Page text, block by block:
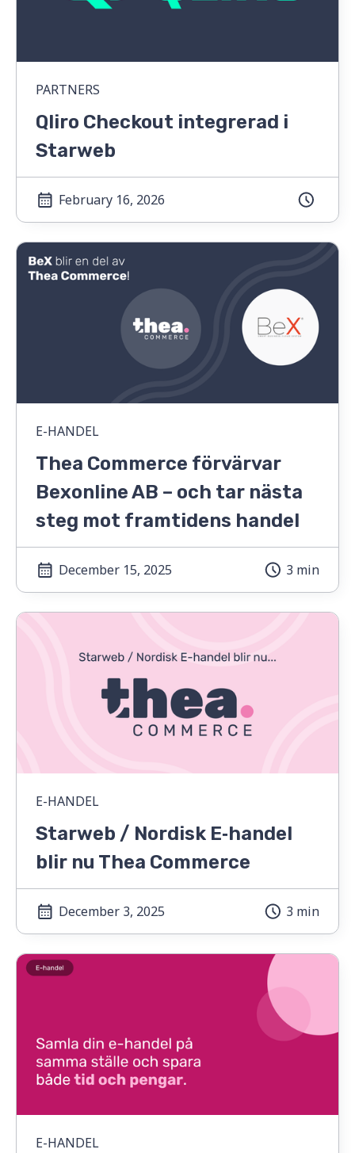
PARTNERS
Qliro Checkout integrerad i
Starweb
February 16, 2026
E-HANDEL
Thea Commerce förvärvar
Bexonline AB – och tar nästa
steg mot framtidens handel
December 15, 2025 3 min
E-HANDEL
Starweb / Nordisk E‑handel
blir nu Thea Commerce
December 3, 2025 3 min
E-HANDEL